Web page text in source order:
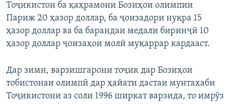
Тоҷикистон ба қаҳрамони Бозиҳои олимпии
Париж 20 ҳазор доллар, ба ҷоизадори нуқра 15
ҳазор доллар ва ба барандаи медали биринҷӣ 10
ҳазор доллар ҷоизаҳои молӣ муқаррар кардааст.
Дар зимн, варзишгарони тоҷик дар Бозиҳои
тобистонаи олимпӣ дар ҳайати дастаи мунтахаби
Тоҷикистони аз соли 1996 ширкат варзида, то имрӯз